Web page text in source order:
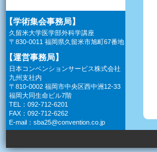
【学術集会事務局】
久留米大学医学部外科学講座
〒830-0011 福岡県久留米市旭町67番地
【運営事務局】
日本コンベンションサービス株式会社
九州支社内
〒810-0002 福岡市中央区西中洲12-33
福岡大同生命ビル7階
TEL：092-712-6201
FAX：092-712-6262
E-mail： sba25@convention.co.jp